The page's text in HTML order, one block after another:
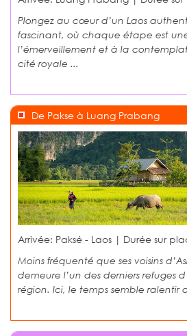
Plongez au cœur d’un Laos
fascinant, où chaque étape est
l’émerveillement et à la
cité royale ...
De Pakse à Luang Prabang
Arrivée: Paksé - Laos | Durée sur
Moins fréquenté que ses voisins
demeure l’un des derniers refuges
région. Ici, le temps semble ralentir